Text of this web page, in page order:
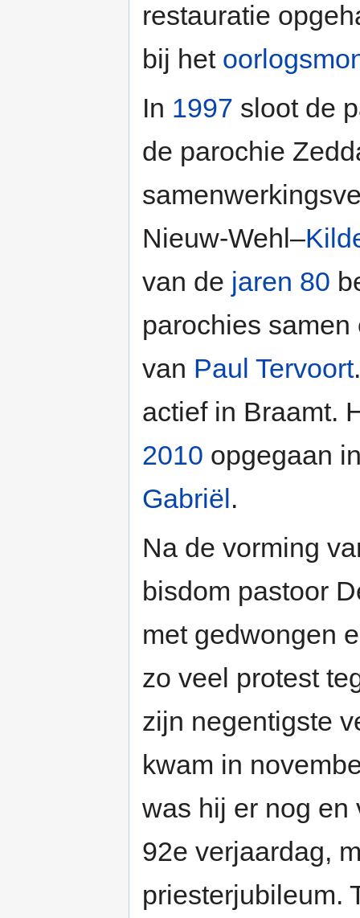
restauratie
bij het
In 1997 sloot de
de parochie
Nieuw-Wehl–
van de jaren 80
parochies
van Paul Tervoort
actief in Braamt.
2010 opgegaan
Gabriël.
Na de vorming
bisdom pastoor
met gedwongen
zo veel protest
zijn negentigste
kwam in
was hij er nog en
92e verjaardag,
priesterjubileum.